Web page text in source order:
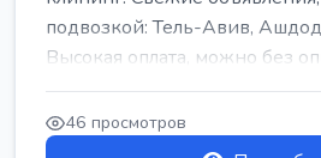
подвозкой: Тель-Авив,
Высокая оплата, можно без
...
46 просмотров